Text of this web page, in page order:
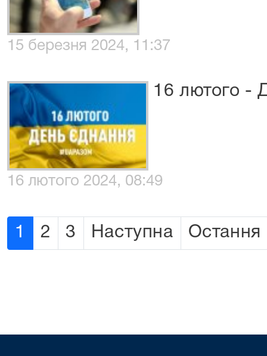
15 березня 2024, 11:37
16 лютого -
16 лютого 2024, 08:49
1 2 3 Наступна Остання